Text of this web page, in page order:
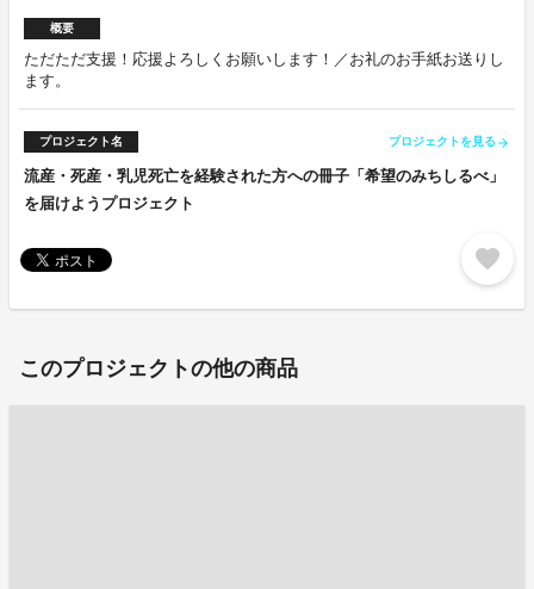
概要
ただただ支援！応援よろしくお願いします！／お礼のお手紙お送りし
ます。
プロジェクト名 プロジェクトを見る arrow_forward
流産・死産・乳児死亡を経験された方への冊子「希望のみちしるべ」
を届けようプロジェクト
favorite
このプロジェクトの他の商品